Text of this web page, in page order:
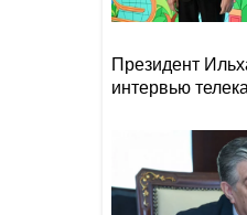
Президент
интервью